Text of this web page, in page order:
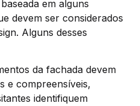
em alguns
devem ser considerados
Alguns desses
da fachada devem
e compreensíveis,
identifiquem